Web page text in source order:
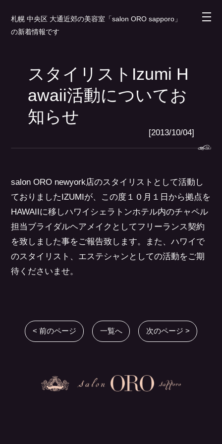
札幌 中央区 大通近郊の美容室「salon ORO sapporo」
の新着情報です
スタイリストIzumi H
awaii活動についてお
知らせ
[2013/10/04]
salon ORO newyork店のスタイリストとして活動し
ておりましたIZUMIが、この度１０月１日から拠点を
HAWAIIに移しハワイシェラトンホテル内のチャペル
担当ブライダルヘアメイクとしてフリーランス契約
を致しました事をご報告致します。また、ハワイで
のスタイリスト、エステシャンとしての活動をご期
待くださいませ。
< 前のページ 一覧へ 次のページ >